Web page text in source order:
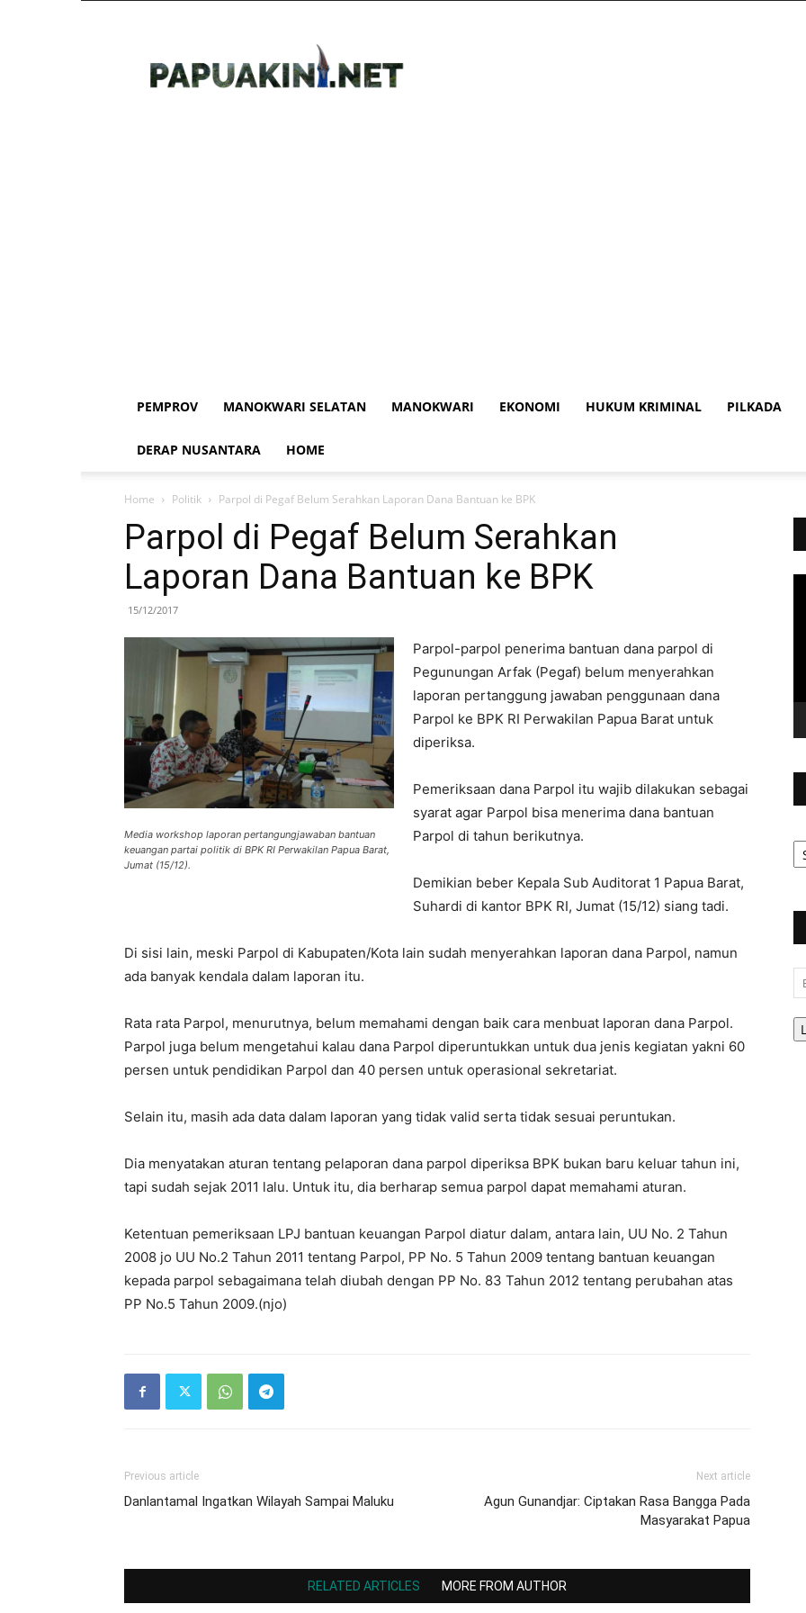
PEMPROV MANOKWARI SELATAN MANOKWARI EKONOMI HUKUM KRIMINAL PILKADA
DERAP NUSANTARA HOME
Home Politik Parpol di Pegaf Belum Serahkan Laporan Dana Bantuan ke BPK
Parpol di Pegaf Belum Serahkan
Laporan Dana Bantuan ke BPK
15/12/2017
Media workshop laporan pertangungjawaban bantuan
keuangan partai politik di BPK RI Perwakilan Papua Barat,
Jumat (15/12).
Parpol-parpol penerima bantuan dana parpol di
Pegunungan Arfak (Pegaf) belum menyerahkan
laporan pertanggung jawaban penggunaan dana
Parpol ke BPK RI Perwakilan Papua Barat untuk
diperiksa.
Pemeriksaan dana Parpol itu wajib dilakukan sebagai
syarat agar Parpol bisa menerima dana bantuan
Parpol di tahun berikutnya.
Demikian beber Kepala Sub Auditorat 1 Papua Barat,
Suhardi di kantor BPK RI, Jumat (15/12) siang tadi.
Di sisi lain, meski Parpol di Kabupaten/Kota lain sudah menyerahkan laporan dana Parpol, namun
ada banyak kendala dalam laporan itu.
Rata rata Parpol, menurutnya, belum memahami dengan baik cara menbuat laporan dana Parpol.
Parpol juga belum mengetahui kalau dana Parpol diperuntukkan untuk dua jenis kegiatan yakni 60
persen untuk pendidikan Parpol dan 40 persen untuk operasional sekretariat.
Selain itu, masih ada data dalam laporan yang tidak valid serta tidak sesuai peruntukan.
Dia menyatakan aturan tentang pelaporan dana parpol diperiksa BPK bukan baru keluar tahun ini,
tapi sudah sejak 2011 lalu. Untuk itu, dia berharap semua parpol dapat memahami aturan.
Ketentuan pemeriksaan LPJ bantuan keuangan Parpol diatur dalam, antara lain, UU No. 2 Tahun
2008 jo UU No.2 Tahun 2011 tentang Parpol, PP No. 5 Tahun 2009 tentang bantuan keuangan
kepada parpol sebagaimana telah diubah dengan PP No. 83 Tahun 2012 tentang perubahan atas
PP No.5 Tahun 2009.(njo)
Previous article
Danlantamal Ingatkan Wilayah Sampai Maluku
Next article
Agun Gunandjar: Ciptakan Rasa Bangga Pada
Masyarakat Papua
RELATED ARTICLES MORE FROM AUTHOR